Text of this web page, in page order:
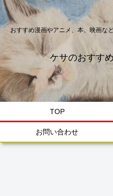
おすすめ漫画やアニメ、本、映画な
ケサのおすす
TOP
お問い合わせ